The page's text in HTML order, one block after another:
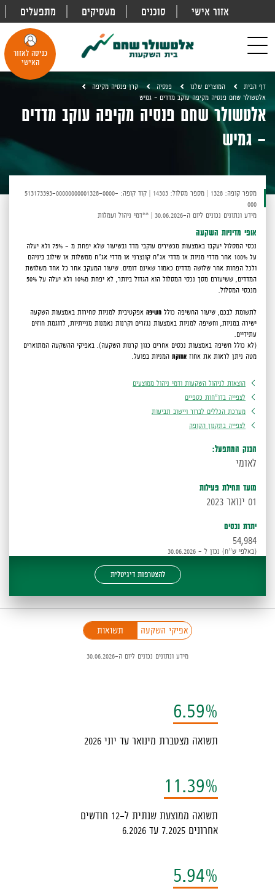
אזור אישי סוכנים מעסיקים מתפעלים
navigation
כניסה לאזור
האישי
אלטשולר שחם פנסיה מקיפה עוקב מדדים
– גמיש
דף הבית המוצרים שלנו פנסיה
קרן פנסיה מקיפה
אלטשולר שחם פנסיה מקיפה עוקב מדדים – גמיש
מספר קופה: 1328 | מספר מסלול: 14303 |
קוד קופה: 513173393-00000000001328-0000-
000
מידע ונתונים נכונים ליום ה-30.06.2026
| **דמי ניהול ועמלות
אופי מדיניות השקעה
נכסי המסלול יעקבו באמצעות מכשירים עוקבי מדד ובשיעור שלא יפחת מ - 75% ולא יעלה
על 100% אחר מדדי מניות או מדדי אג"ח קונצרני או מדדי אג"ח ממשלות או שילוב ביניהם
ולכל הפחות אחר שלושה מדדים כאמור שאינם דומים. שיעור המעקב אחר כל אחד משלושת
המדדים, ששיעורם מסך נכסי המסלול הוא הגדול ביותר, לא יפחת מ10% ולא יעלה על 50%
מנכסי המסלול.
לתשומת לבכם, שיעור החשיפה כולל חשיפה אפקטיבית למניות סחירות באמצעות השקעה
ישירה במניות, וחשיפה למניות באמצעות נגזרים וקרנות נאמנות מנייתיות, לדוגמת חוזים
עתידיים.
(לא כולל חשיפה באמצעות נכסים אחרים כגון קרנות השקעה). באפיקי ההשקעה המתוארים
מטה ניתן לראות את אחוז אחזקת המניות בפועל.
הוצאות לניהול השקעות ודמי ניהול ממוצעים
לצפייה בדו"חות כספיים
מערכת הכללים לברור ויישוב תביעות
לצפייה בתקנון הקופה
הבנק המתפעל:
לאומי
מועד תחילת פעילות
01 ינואר 2023
יתרת נכסים
54,984
(באלפי ש''ח) נכון ל - 30.06.2026
להצטרפות דיגיטלית
אפיקי השקעה תשואות
מידע ונתונים נכונים ליום ה-30.06.2026
6.59%
תשואה מצטברת מינואר עד יוני 2026
11.39%
תשואה ממוצעת שנתית ל-12 חודשים
אחרונים 7.2025 עד 6.2026
5.94%